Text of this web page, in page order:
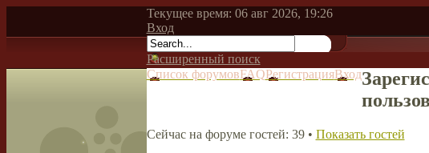
Текущее время: 06 авг 2026, 19:26
Вход
Расширенный поиск
Список форумовFAQРегистрацияВход
Сейчас на форуме гостей: 39 • Показать гостей